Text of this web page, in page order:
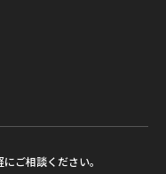
ご相談ください。